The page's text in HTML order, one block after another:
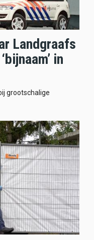
Landgraafs
in
grootschalige